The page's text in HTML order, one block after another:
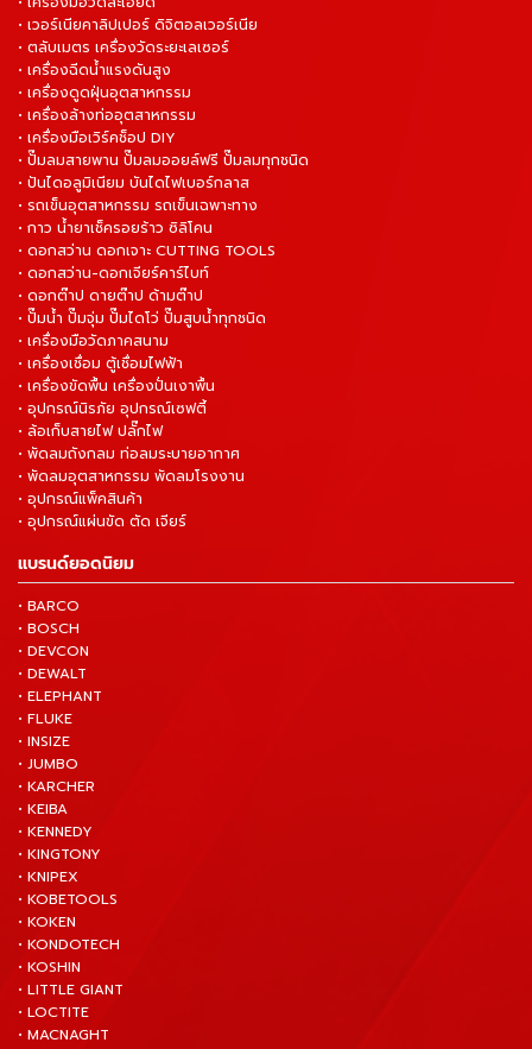
• เวอร์เนียคาลิปเปอร์ ดิจิตอลเวอร์เนีย
• ตลับเมตร เครื่องวัดระยะเลเซอร์
• เครื่องฉีดน้ำแรงดันสูง
• เครื่องดูดฝุ่นอุตสาหกรรม
• เครื่องล้างท่ออุตสาหกรรม
• เครื่องมือเวิร์คช็อป DIY
• ปั๊มลมสายพาน ปั๊มลมออยล์ฟรี ปั๊มลมทุกชนิด
• ปันไดอลูมิเนียม บันไดไฟเบอร์กลาส
• รถเข็นอุตสาหกรรม รถเข็นเฉพาะทาง
• กาว น้ำยาเช็ครอยร้าว ซิลิโคน
• ดอกสว่าน ดอกเจาะ CUTTING TOOLS
• ดอกสว่าน-ดอกเจียร์คาร์ไบท์
• ดอกต๊าป ดายต๊าป ด้ามต๊าป
• ปั๊มน้ำ ปั๊มจุ่ม ปั๊มไดโว่ ปั๊มสูบน้ำทุกชนิด
• เครื่องมือวัดภาคสนาม
• เครื่องเชื่อม ตู้เชื่อมไฟฟ้า
• เครื่องขัดพื้น เครื่องปั่นเงาพื้น
• อุปกรณ์นิรภัย อุปกรณ์เซฟตี้
• ล้อเก็บสายไฟ ปลั๊กไฟ
• พัดลมถังกลม ท่อลมระบายอากาศ
• พัดลมอุตสาหกรรม พัดลมโรงงาน
• อุปกรณ์แพ็คสินค้า
• อุปกรณ์แผ่นขัด ตัด เจียร์
แบรนด์ยอดนิยม
• BARCO
• BOSCH
• DEVCON
• DEWALT
• ELEPHANT
• FLUKE
• INSIZE
• JUMBO
• KARCHER
• KEIBA
• KENNEDY
• KINGTONY
• KNIPEX
• KOBETOOLS
• KOKEN
• KONDOTECH
• KOSHIN
• LITTLE GIANT
• LOCTITE
• MACNAGHT